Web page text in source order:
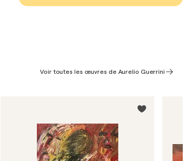
Voir toutes les œuvres de Aurelio Guerrini